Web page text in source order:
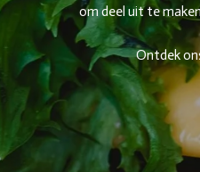
om deel uit te
Ontdek